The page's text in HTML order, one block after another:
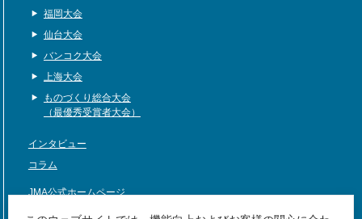
福岡大会
仙台大会
バンコク大会
上海大会
ものづくり総合大会
（最優秀受賞者大会）
インタビュー
コラム
JMA公式ホームページ
サイトマップ